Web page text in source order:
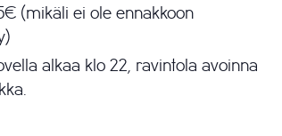
(mikäli ei ole ennakkoon
alkaa klo 22, ravintola avoinna